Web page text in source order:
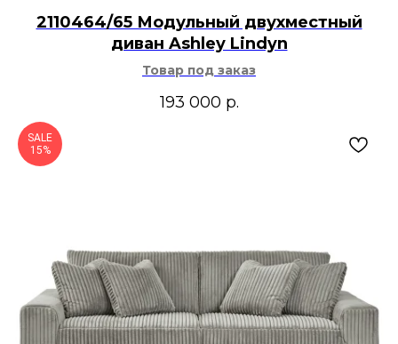
2110464/65 Модульный двухместный
диван Ashley Lindyn
Товар под заказ
193 000 р.
SALE
15%